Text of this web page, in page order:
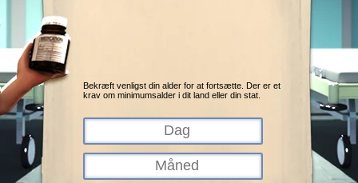
Bekræft venligst din alder for at fortsætte. Der er et
krav om minimumsalder i dit land eller din stat.